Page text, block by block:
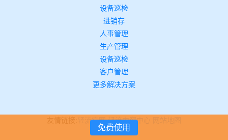
免费使用
设备巡检
进销存
人事管理
生产管理
设备巡检
客户管理
更多解决方案
友情链接: 轻流官网 轻流内容中心